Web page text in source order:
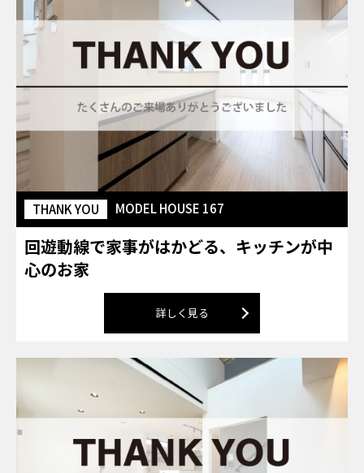
THANK YOU MODEL HOUSE 167
回遊動線で家事がはかどる、キッチンが中
心のお家
詳しく見る